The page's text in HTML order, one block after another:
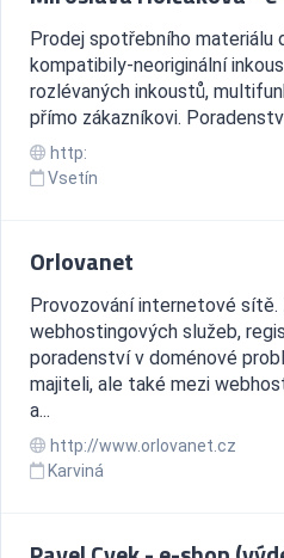
Prodej spotřebního materiálu
kompatibily-neoriginální
rozlévaných inkoustů,
přímo zákazníkovi.
http:
Vsetín
Orlovanet
Provozování internetové
webhostingových služeb,
poradenství v doménové
majiteli, ale také mezi
a...
http://www.orlovanet.cz
Karviná